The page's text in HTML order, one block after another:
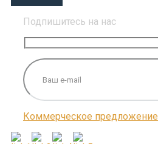
Подпишитесь на нас
Коммерческое предложение